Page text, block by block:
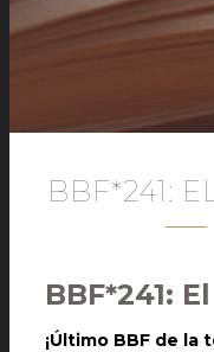
BBF*241:
BBF*241:
¡Último BBF de la